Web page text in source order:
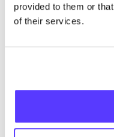
provided to them or
of their services.